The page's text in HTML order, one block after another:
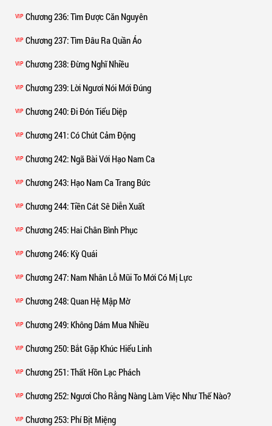
VIP Chương 236: Tìm Được Căn Nguyên
VIP Chương 237: Tìm Đâu Ra Quần Áo
VIP Chương 238: Đừng Nghĩ Nhiều
VIP Chương 239: Lời Ngươi Nói Mới Đúng
VIP Chương 240: Đi Đón Tiểu Diệp
VIP Chương 241: Có Chút Cảm Động
VIP Chương 242: Ngã Bài Với Hạo Nam Ca
VIP Chương 243: Hạo Nam Ca Trang Bức
VIP Chương 244: Tiền Cát Sê Diễn Xuất
VIP Chương 245: Hai Chân Bình Phục
VIP Chương 246: Kỳ Quái
VIP Chương 247: Nam Nhân Lỗ Mũi To Mới Có Mị Lực
VIP Chương 248: Quan Hệ Mập Mờ
VIP Chương 249: Không Dám Mua Nhiều
VIP Chương 250: Bắt Gặp Khúc Hiểu Linh
VIP Chương 251: Thất Hồn Lạc Phách
VIP Chương 252: Ngươi Cho Rằng Nàng Làm Việc Như Thế Nào?
VIP Chương 253: Phí Bịt Miệng